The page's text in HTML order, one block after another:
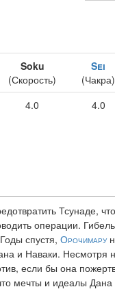
Soku
(Скорость)
Sei
(Чакра)
4.0 4.0
Тсунаде,
операции.
спустя, Орочимару
и Наваки. Несмотря
если бы она
мечты и идеалы Дана